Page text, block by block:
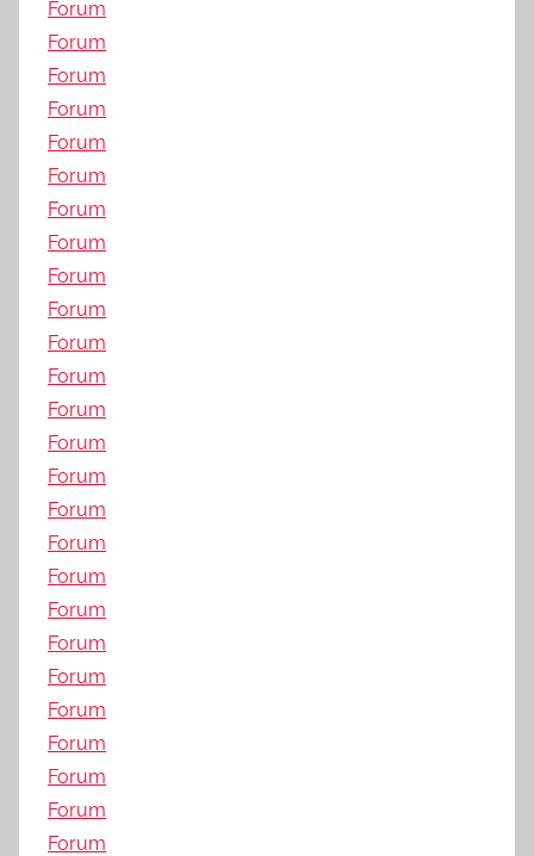
Forum
Forum
Forum
Forum
Forum
Forum
Forum
Forum
Forum
Forum
Forum
Forum
Forum
Forum
Forum
Forum
Forum
Forum
Forum
Forum
Forum
Forum
Forum
Forum
Forum
Forum